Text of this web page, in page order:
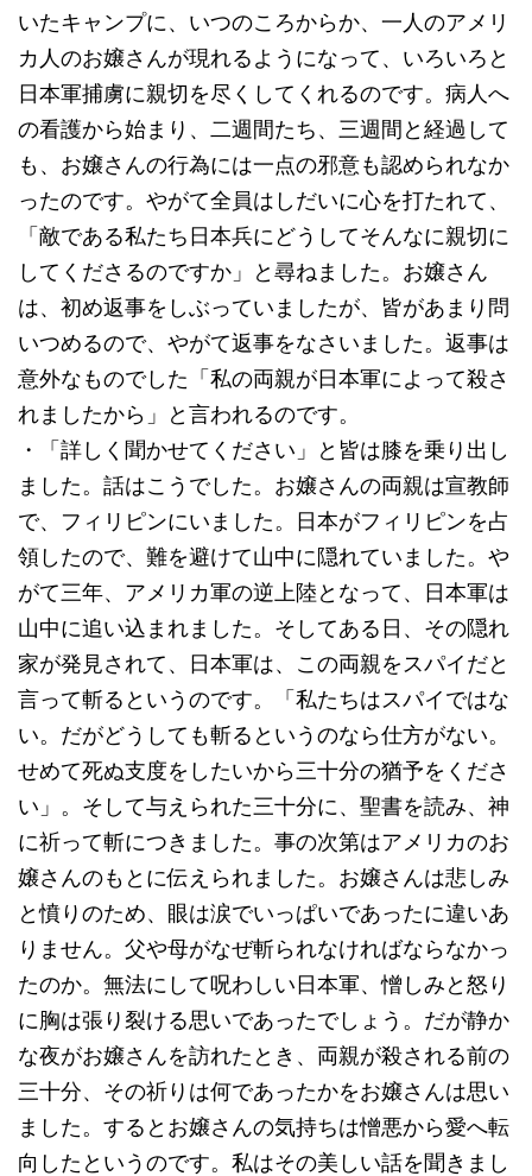
いたキャンプに、いつのころからか、一人のアメリ
カ人のお嬢さんが現れるようになって、いろいろと
日本軍捕虜に親切を尽くしてくれるのです。病人へ
の看護から始まり、二週間たち、三週間と経過して
も、お嬢さんの行為には一点の邪意も認められなか
ったのです。やがて全員はしだいに心を打たれて、
「敵である私たち日本兵にどうしてそんなに親切に
してくださるのですか」と尋ねました。お嬢さん
は、初め返事をしぶっていましたが、皆があまり問
いつめるので、やがて返事をなさいました。返事は
意外なものでした「私の両親が日本軍によって殺さ
れましたから」と言われるのです。
・「詳しく聞かせてください」と皆は膝を乗り出し
ました。話はこうでした。お嬢さんの両親は宣教師
で、フィリピンにいました。日本がフィリピンを占
領したので、難を避けて山中に隠れていました。や
がて三年、アメリカ軍の逆上陸となって、日本軍は
山中に追い込まれました。そしてある日、その隠れ
家が発見されて、日本軍は、この両親をスパイだと
言って斬るというのです。「私たちはスパイではな
い。だがどうしても斬るというのなら仕方がない。
せめて死ぬ支度をしたいから三十分の猶予をくださ
い」。そして与えられた三十分に、聖書を読み、神
に祈って斬につきました。事の次第はアメリカのお
嬢さんのもとに伝えられました。お嬢さんは悲しみ
と憤りのため、眼は涙でいっぱいであったに違いあ
りません。父や母がなぜ斬られなければならなかっ
たのか。無法にして呪わしい日本軍、憎しみと怒り
に胸は張り裂ける思いであったでしょう。だが静か
な夜がお嬢さんを訪れたとき、両親が殺される前の
三十分、その祈りは何であったかをお嬢さんは思い
ました。するとお嬢さんの気持ちは憎悪から愛へ転
向したというのです。私はその美しい話を聞きまし